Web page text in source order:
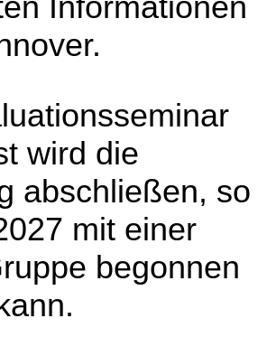
wird die
abschließen, so
mit einer
begonnen